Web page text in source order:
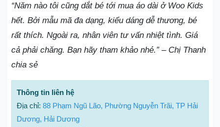
“Năm nào tôi cũng dắt bé tới mua áo dài ở Woo Kids
hết. Bởi mẫu mã đa dạng, kiểu dáng dễ thương, bé
rất thích. Ngoài ra, nhân viên tư vấn nhiệt tình. Giá
cả phải chăng. Bạn hãy tham khảo nhé.” – Chị Thanh
chia sẻ
Thông tin liên hệ
Địa chỉ: 88 Phạm Ngũ Lão, Phường Nguyễn Trãi, TP Hải
Dương, Hải Dương